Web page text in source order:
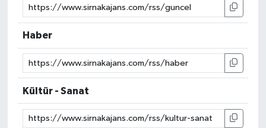
Haber
Kültür - Sanat